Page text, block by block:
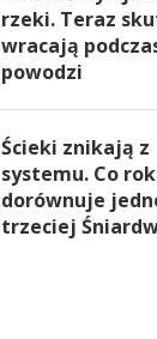
rzeki. Teraz
wracają
powodzi
Ścieki znikają z
systemu. Co
dorównuje
trzeciej